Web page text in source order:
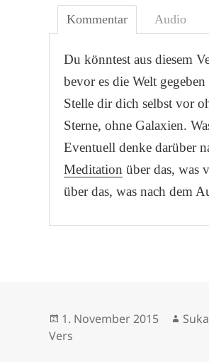
Kommentar Audio
Du könntest aus diesem
bevor es die Welt
Stelle dir dich selbst vor
Sterne, ohne Galaxien.
Eventuell denke darüber
Meditation über das, was
über das, was nach dem
Veröffentlicht
am
1. November 2015
Vers